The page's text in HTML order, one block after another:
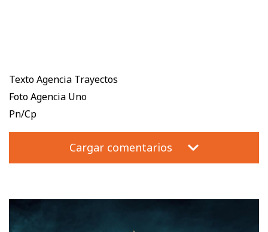
Texto Agencia Trayectos
Foto Agencia Uno
Pn/Cp
Cargar comentarios